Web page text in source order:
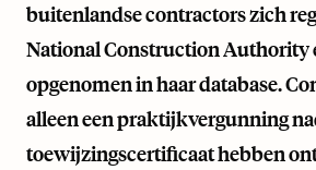
buitenlandse contractors zich
National Construction Authority
opgenomen in haar database.
alleen een praktijkvergunning
toewijzingscertificaat hebben